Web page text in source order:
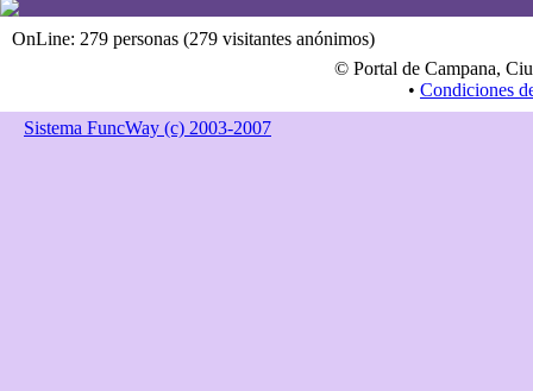
OnLine: 279 personas (279 visitantes anónimos)
© Portal de Campana,
• Condiciones
Sistema FuncWay (c) 2003-2007